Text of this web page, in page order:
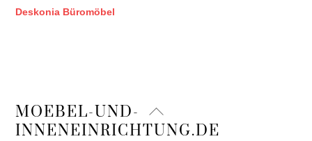
Deskonia Büromöbel
Back
To
MOEBEL-UND-
INNENEINRICHTUNG.DE